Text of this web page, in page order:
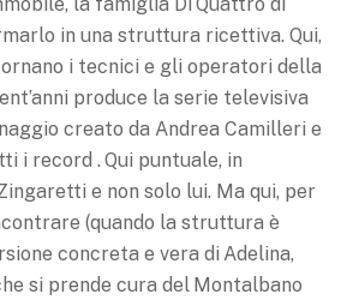
in una struttura ricettiva. Qui,
i tecnici e gli operatori della
produce la serie televisiva
creato da Andrea Camilleri e
i record . Qui puntuale, in
e non solo lui. Ma qui, per
(quando la struttura è
concreta e vera di Adelina,
si prende cura del Montalbano